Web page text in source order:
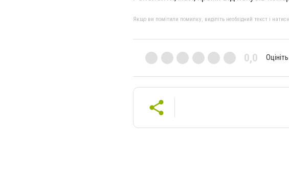
Якщо ви помітили помилку, виділіть необхідний текст і
0,0